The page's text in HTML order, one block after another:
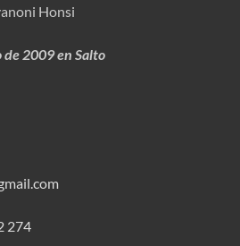
Honsi
de 2009 en Salto
274